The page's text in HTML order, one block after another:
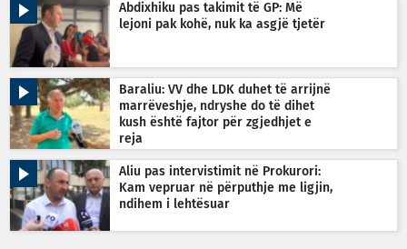
Abdixhiku pas takimit të GP: Më
lejoni pak kohë, nuk ka asgjë tjetër
Baraliu: VV dhe LDK duhet të arrijnë
marrëveshje, ndryshe do të dihet
kush është fajtor për zgjedhjet e
reja
Aliu pas intervistimit në Prokurori:
Kam vepruar në përputhje me ligjin,
ndihem i lehtësuar